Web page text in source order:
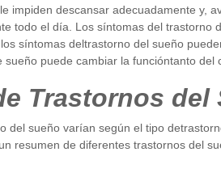
impiden descansar adecuadamente y,
todo el día. Los síntomas del trastorno
síntomas deltrastorno del sueño
sueño puede cambiar la funcióntanto del
Trastornos del
del sueño varían según el tipo
resumen de diferentes trastornos del